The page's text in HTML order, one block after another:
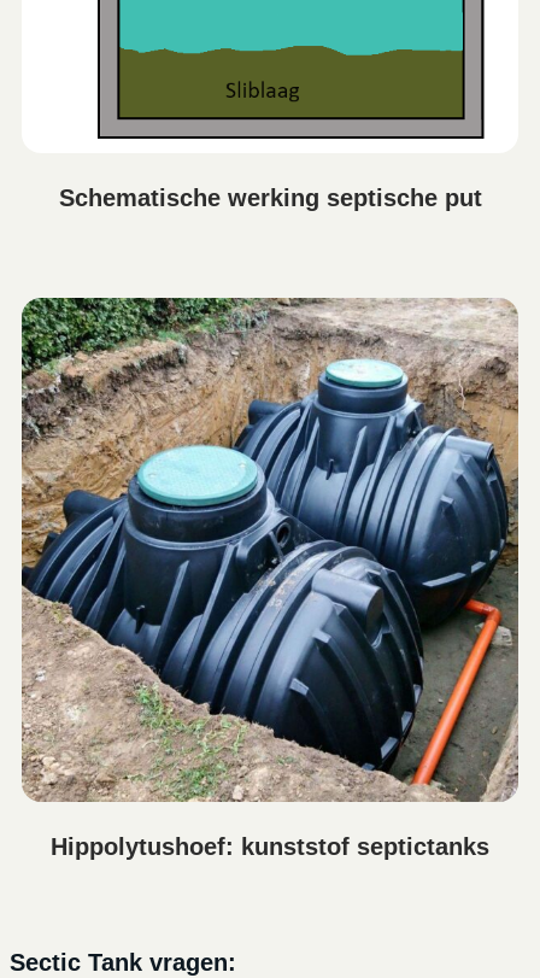
Schematische werking septische put
Hippolytushoef: kunststof septictanks
Sectic Tank vragen: